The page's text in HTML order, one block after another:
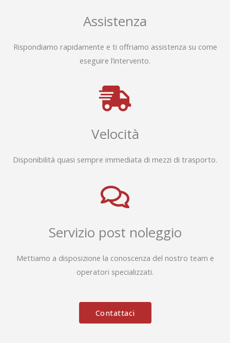
Assistenza
Rispondiamo rapidamente e ti offriamo assistenza su come
eseguire l’intervento.
Velocità
Disponibilità quasi sempre immediata di mezzi di trasporto.
Servizio post noleggio
Mettiamo a disposizione la conoscenza del nostro team e
operatori specializzati.
Contattaci